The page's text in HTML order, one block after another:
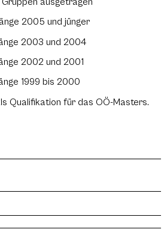
2005 und jünger
2003 und 2004
2002 und 2001
1999 bis 2000
Qualifikation für das OÖ-Masters.